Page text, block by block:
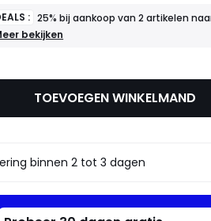
: 25% bij aankoop van 2 artikelen
aankoop
naar
bekijken
TOEVOEGEN WINKELMAND
binnen 2 tot 3 dagen